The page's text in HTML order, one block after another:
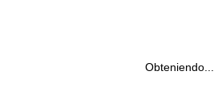
Obteniendo...